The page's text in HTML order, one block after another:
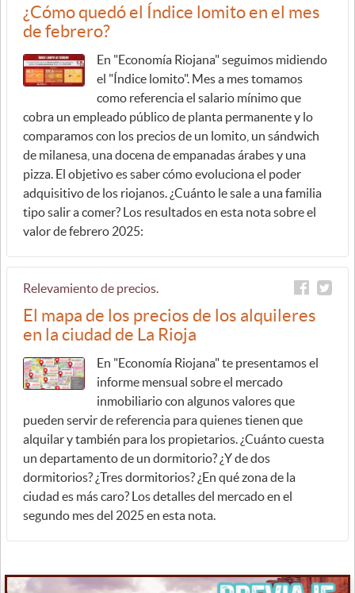
¿Cómo quedó el Índice lomito en el mes
de febrero?
En "Economía Riojana" seguimos midiendo
el "Índice lomito". Mes a mes tomamos
como referencia el salario mínimo que
cobra un empleado público de planta permanente y lo
comparamos con los precios de un lomito, un sándwich
de milanesa, una docena de empanadas árabes y una
pizza. El objetivo es saber cómo evoluciona el poder
adquisitivo de los riojanos. ¿Cuánto le sale a una familia
tipo salir a comer? Los resultados en esta nota sobre el
valor de febrero 2025:
Relevamiento de precios.
El mapa de los precios de los alquileres
en la ciudad de La Rioja
En "Economía Riojana" te presentamos el
informe mensual sobre el mercado
inmobiliario con algunos valores que
pueden servir de referencia para quienes tienen que
alquilar y también para los propietarios. ¿Cuánto cuesta
un departamento de un dormitorio? ¿Y de dos
dormitorios? ¿Tres dormitorios? ¿En qué zona de la
ciudad es más caro? Los detalles del mercado en el
segundo mes del 2025 en esta nota.